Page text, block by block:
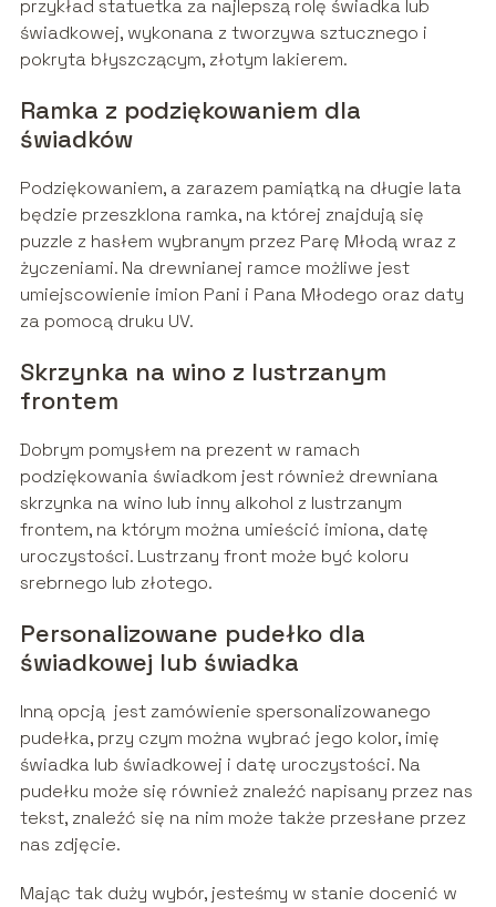
przykład statuetka za najlepszą rolę świadka lub
świadkowej, wykonana z tworzywa sztucznego i
pokryta błyszczącym, złotym lakierem.
Ramka z podziękowaniem dla
świadków
Podziękowaniem, a zarazem pamiątką na długie lata
będzie przeszklona ramka, na której znajdują się
puzzle z hasłem wybranym przez Parę Młodą wraz z
życzeniami. Na drewnianej ramce możliwe jest
umiejscowienie imion Pani i Pana Młodego oraz daty
za pomocą druku UV.
Skrzynka na wino z lustrzanym
frontem
Dobrym pomysłem na prezent w ramach
podziękowania świadkom jest również drewniana
skrzynka na wino lub inny alkohol z lustrzanym
frontem, na którym można umieścić imiona, datę
uroczystości. Lustrzany front może być koloru
srebrnego lub złotego.
Personalizowane pudełko dla
świadkowej lub świadka
Inną opcją jest zamówienie spersonalizowanego
pudełka, przy czym można wybrać jego kolor, imię
świadka lub świadkowej i datę uroczystości. Na
pudełku może się również znaleźć napisany przez nas
tekst, znaleźć się na nim może także przesłane przez
nas zdjęcie.
Mając tak duży wybór, jesteśmy w stanie docenić w